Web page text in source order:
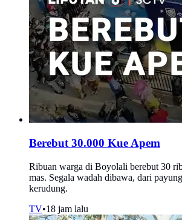
Berebut 30.000 Kue Apem
Ribuan warga di Boyolali berebut 30
mas. Segala wadah dibawa, dari
kerudung.
TV•18 jam lalu